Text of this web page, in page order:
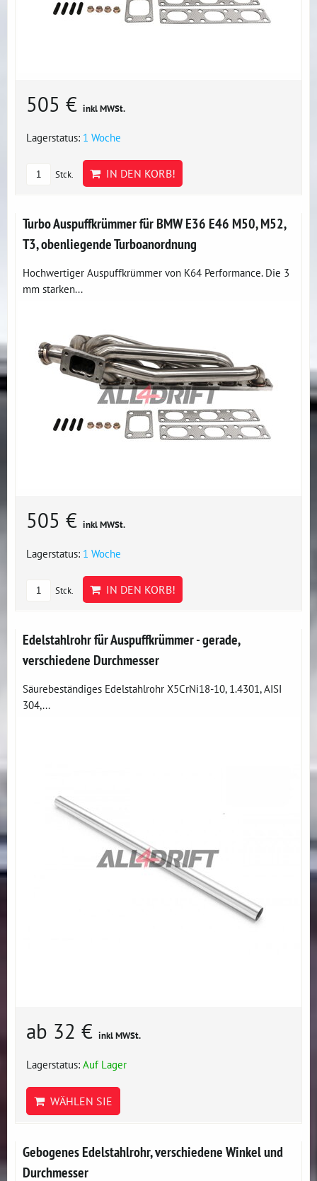
505 € inkl MWSt.
Lagerstatus: 1 Woche
Stck. IN DEN KORB!
Turbo Auspuffkrümmer für BMW E36 E46 M50, M52,
T3, obenliegende Turboanordnung
Hochwertiger Auspuffkrümmer von K64 Performance. Die 3
mm starken...
505 € inkl MWSt.
Lagerstatus: 1 Woche
Stck. IN DEN KORB!
Edelstahlrohr für Auspuffkrümmer - gerade,
verschiedene Durchmesser
Säurebeständiges Edelstahlrohr X5CrNi18-10, 1.4301, AISI
304,...
ab 32 € inkl MWSt.
Lagerstatus: Auf Lager
WÄHLEN SIE
Gebogenes Edelstahlrohr, verschiedene Winkel und
Durchmesser